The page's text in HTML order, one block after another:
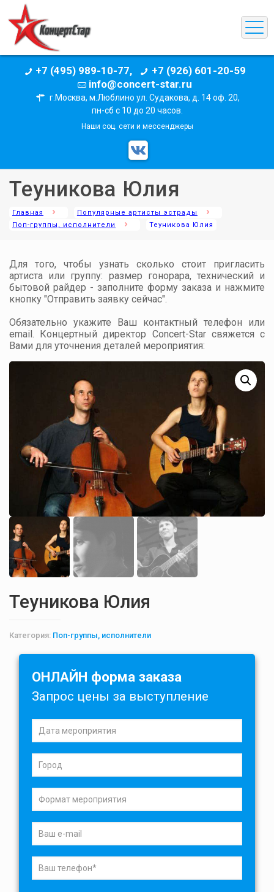
+7 (495) 989-10-77,
+7 (926) 601-20-59
info@concert-star.ru
г.Москва, м.Люблино ул. Судакова, д. 14 оф. 20,
пн-сб с 10 до 20 часов.
Наши соц. сети и мессенджеры
Теуникова Юлия
Главная
Популярные артисты эстрады
Поп-группы, исполнители
Теуникова Юлия
Для того, чтобы узнать сколько стоит пригласить
артиста или группу: размер гонорара, технический и
бытовой райдер - заполните форму заказа и нажмите
кнопку "Отправить заявку сейчас".
Обязательно укажите Ваш контактный телефон или
email. Концертный директор Concert-Star свяжется с
Вами для уточнения деталей мероприятия:
Теуникова Юлия
Категория: Поп-группы, исполнители
ОНЛАЙН форма заказа
Запрос цены за выступление